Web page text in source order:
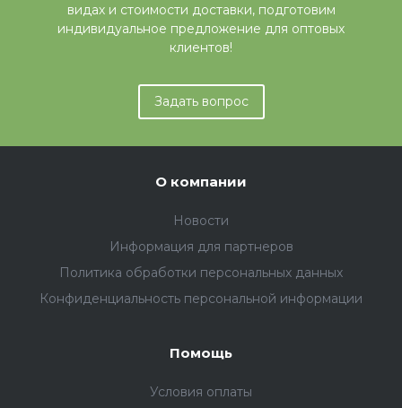
видах и стоимости доставки, подготовим
индивидуальное предложение для оптовых
клиентов!
Задать вопрос
О компании
Новости
Информация для партнеров
Политика обработки персональных данных
Конфиденциальность персональной информации
Помощь
Условия оплаты